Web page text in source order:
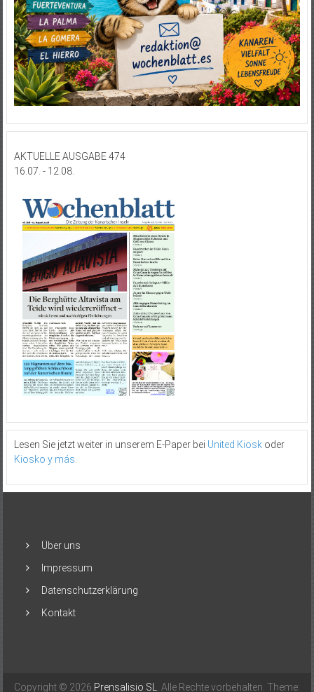
AKTUELLE AUSGABE 474
16.07. - 12.08.
Lesen Sie jetzt weiter in unserem E-Paper bei United Kioskoder
Kiosko y más.
Über uns
Impressum
Datenschutzerklärung
Kontakt
Copyright © 2026 Prensalisio SL. Alle Rechte vorbehalten. Theme: